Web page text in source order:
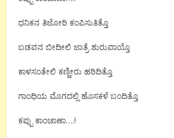
ಧನಿಕನ ತಿಜೋರಿ ಕಂಪಿಸುತಿತ್ತೊ
ಬಡವನ ಬೀದೀಲಿ ಜಾತ್ರೆ ಶುರುವಾಯ್ತೊ
ಕಾಳಸಂತೇಲಿ ಕಣ್ಣೀರು ಹರಿದಿತ್ತೊ
ಗಾಂಧಿಯ ಮೊಗದಲ್ಲಿ ಹೊಸಕಳೆ ಬಂದಿತ್ತೊ
ಕಪ್ಪು ಕಾಂಚಾಣಾ….!